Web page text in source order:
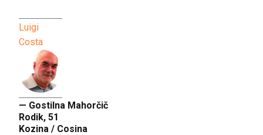
Luigi
Costa
— Gostilna Mahorčič
Rodik, 51
Kozina / Cosina